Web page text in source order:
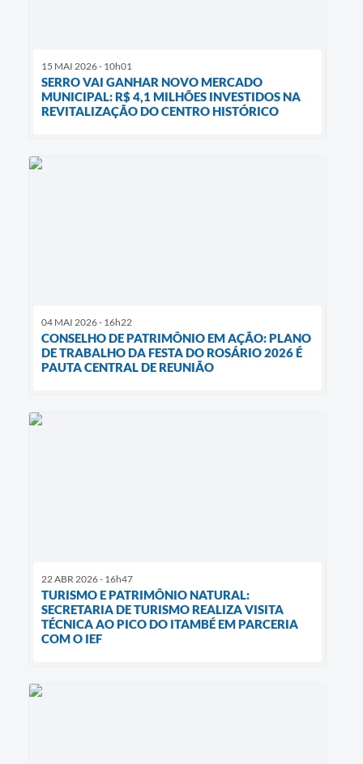
15 MAI 2026 - 10h01
SERRO VAI GANHAR NOVO MERCADO
MUNICIPAL: R$ 4,1 MILHÕES INVESTIDOS NA
REVITALIZAÇÃO DO CENTRO HISTÓRICO
04 MAI 2026 - 16h22
CONSELHO DE PATRIMÔNIO EM AÇÃO: PLANO
DE TRABALHO DA FESTA DO ROSÁRIO 2026 É
PAUTA CENTRAL DE REUNIÃO
22 ABR 2026 - 16h47
TURISMO E PATRIMÔNIO NATURAL:
SECRETARIA DE TURISMO REALIZA VISITA
TÉCNICA AO PICO DO ITAMBÉ EM PARCERIA
COM O IEF